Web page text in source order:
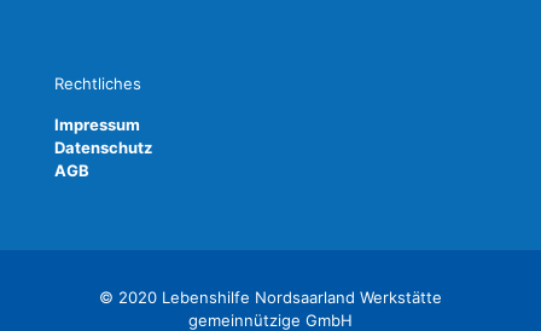
Rechtliches
Impressum
Datenschutz
AGB
© 2020 Lebenshilfe Nordsaarland Werkstätte
gemeinnützige GmbH